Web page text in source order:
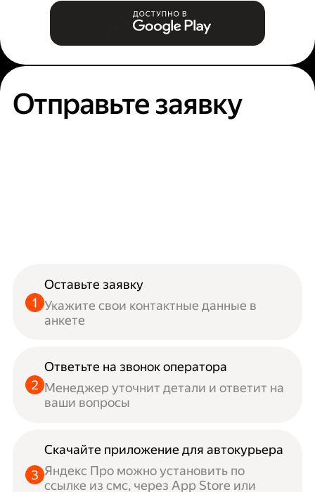
Отправьте заявку
Оставьте заявку
Укажите свои контактные данные в
анкете
Ответьте на звонок оператора
Менеджер уточнит детали и ответит на
ваши вопросы
Скачайте приложение для автокурьера
Яндекс Про можно установить по
ссылке из смс, через App Store или